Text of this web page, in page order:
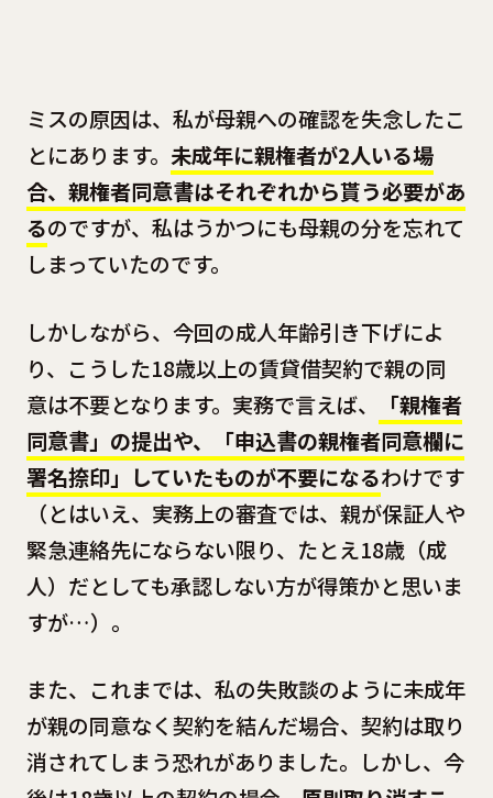
ミスの原因は、私が母親への確認を失念したこ
とにあります。 未成年に親権者が2人いる場
合、親権者同意書はそれぞれから貰う必要があ
るのですが、私はうかつにも母親の分を忘れて
しまっていたのです。
しかしながら、今回の成人年齢引き下げによ
り、こうした18歳以上の賃貸借契約で親の同
意は不要となります。実務で言えば、
「親権者
同意書」の提出や、「申込書の親権者同意欄に
署名捺印」していたものが不要になるわけです
（とはいえ、実務上の審査では、親が保証人や
緊急連絡先にならない限り、たとえ18歳（成
人）だとしても承認しない方が得策かと思いま
すが…）。
また、これまでは、私の失敗談のように未成年
が親の同意なく契約を結んだ場合、契約は取り
消されてしまう恐れがありました。しかし、今